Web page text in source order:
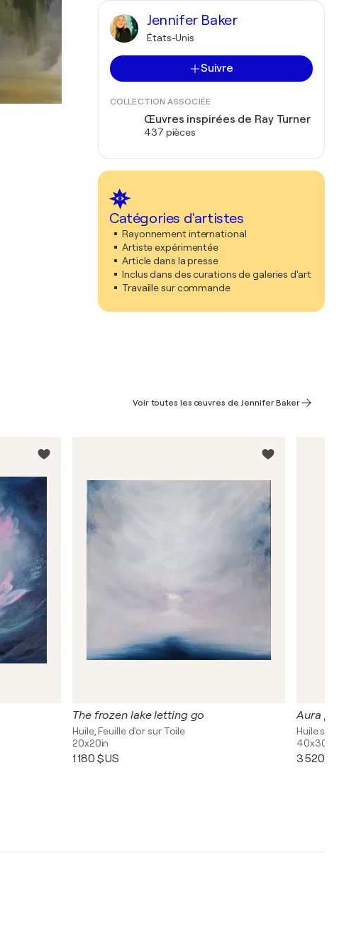
Jennifer Baker
États-Unis
Suivre
COLLECTION ASSOCIÉE
Œuvres inspirées de Ray Turner
437 pièces
Catégories d'artistes
Rayonnement international
Artiste expérimentée
Article dans la presse
Inclus dans des curations de galeries d'art
Travaille sur commande
Voir toutes les œuvres de Jennifer Baker
The frozen lake letting go
Huile, Feuille d'or sur Toile
20x20in
1 180 $US
Aura
Huile sur
40x30in
3 520